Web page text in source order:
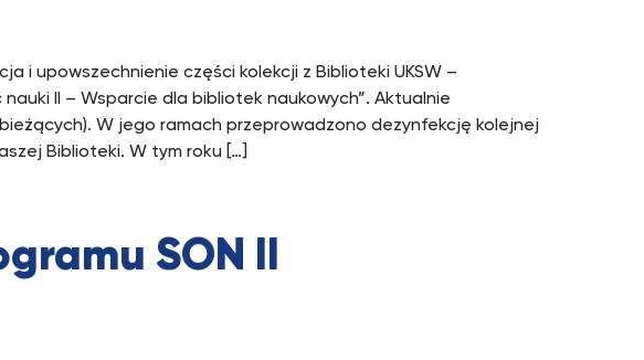
i upowszechnienie części kolekcji z Biblioteki UKSW –
II – Wsparcie dla bibliotek naukowych”. Aktualnie
W jego ramach przeprowadzono dezynfekcję kolejnej
Biblioteki. W tym roku […]
SON II